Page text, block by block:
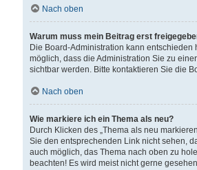
Nach oben
Warum muss mein Beitrag erst
Die Board-Administration kann
möglich, dass die Administration Sie zu
sichtbar werden. Bitte kontaktieren Sie die
Nach oben
Wie markiere ich ein Thema als neu?
Durch Klicken des „Thema als neu
Sie den entsprechenden Link nicht sehen,
auch möglich, das Thema nach oben zu
beachten! Es wird meist nicht gerne